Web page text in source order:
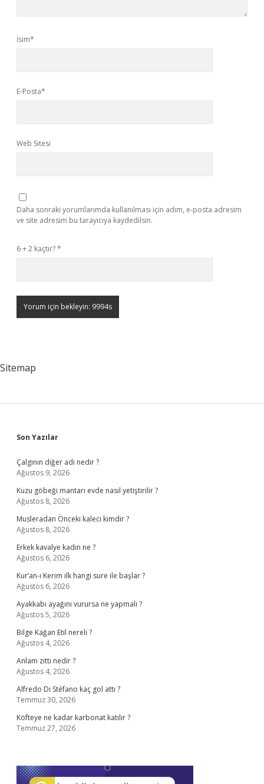
İsim*
E-Posta*
Web Sitesi
Daha sonraki yorumlarımda kullanılması için adım, e-posta adresim
ve site adresim bu tarayıcıya kaydedilsin.
6 + 2 kaçtır?*
Sitemap
Sidebar
Son Yazılar
Çalgının diğer adı nedir ?
Ağustos 9, 2026
Kuzu göbeği mantarı evde nasıl yetiştirilir ?
Ağustos 8, 2026
Musleradan Önceki kaleci kimdir ?
Ağustos 8, 2026
Erkek kavalye kadın ne ?
Ağustos 6, 2026
Kur’an-ı Kerim ilk hangi sure ile başlar ?
Ağustos 6, 2026
Ayakkabı ayağını vurursa ne yapmalı ?
Ağustos 5, 2026
Bilge Kağan Etil nereli ?
Ağustos 4, 2026
Anlam zıttı nedir ?
Ağustos 4, 2026
Alfredo Di Stéfano kaç gol attı ?
Temmuz 30, 2026
Köfteye ne kadar karbonat katılır ?
Temmuz 27, 2026